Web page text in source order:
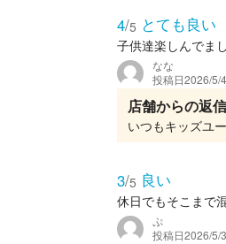
4/5 とても良い
子供達楽しんでま
なな
投稿日2026/5/
店舗からの返
3/5 良い
休日でもそこまで
ぷ
投稿日2026/5/